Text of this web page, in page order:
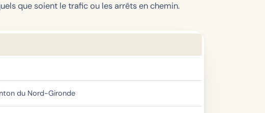
que soient le trafic ou les arrêts en chemin.
du Nord-Gironde